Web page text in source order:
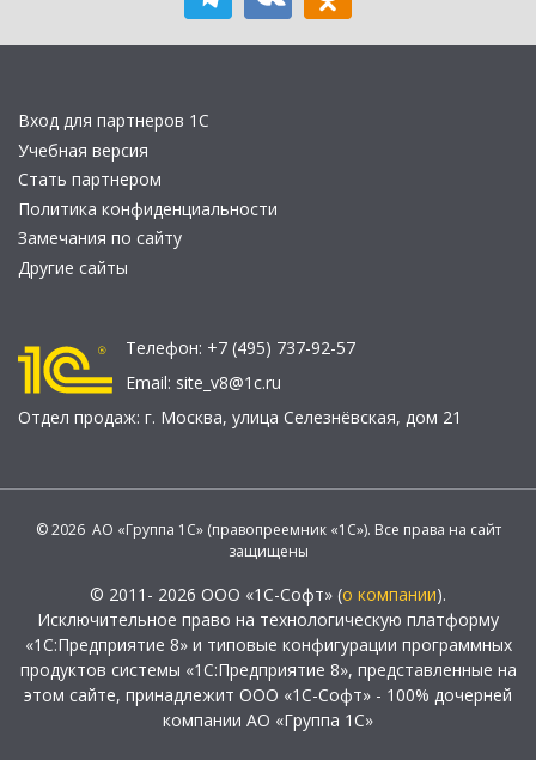
Вход для партнеров 1С
Учебная версия
Стать партнером
Политика конфиденциальности
Замечания по сайту
Другие сайты
Телефон: +7 (495) 737-92-57
Email: site_v8@1c.ru
Отдел продаж: г. Москва, улица Селезнёвская, дом 21
© 2026 АО «Группа 1С» (правопреемник «1С»). Все права на сайт
защищены
© 2011- 2026 ООО «1С-Софт» (о компании).
Исключительное право на технологическую платформу
«1С:Предприятие 8» и типовые конфигурации программных
продуктов системы «1С:Предприятие 8», представленные на
этом сайте, принадлежит ООО «1С-Софт» - 100% дочерней
компании АО «Группа 1С»